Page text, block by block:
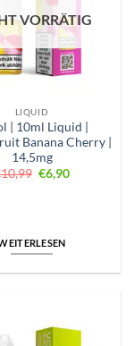
VORRÄTIG
LIQUID
| 10ml Liquid |
Banana Cherry |
14,5mg
10,99 Ursprünglicher
Preis
€6,90Aktueller